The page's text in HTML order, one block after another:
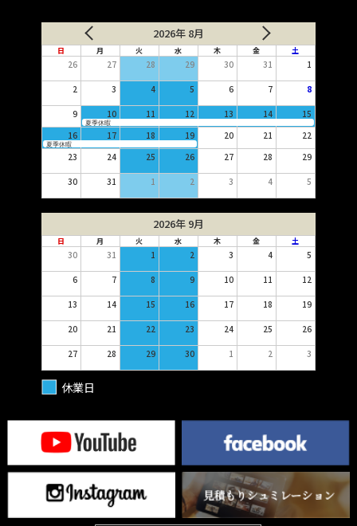
2026年 8月
日 月 火 水 木 金 土
26 27 28 29 30 31 1
2 3 4 5 6 7 8
9 10 11 12 13 14 15
夏季休暇
16 17 18 19 20 21 22
夏季休暇
23 24 25 26 27 28 29
30 31 1 2 3 4 5
2026年 9月
日 月 火 水 木 金 土
30 31 1 2 3 4 5
6 7 8 9 10 11 12
13 14 15 16 17 18 19
20 21 22 23 24 25 26
27 28 29 30 1 2 3
休業日